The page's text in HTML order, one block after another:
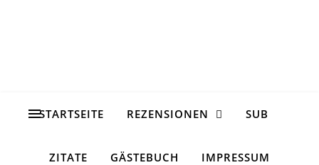
STARTSEITE REZENSIONEN SUB
ZITATE GÄSTEBUCH IMPRESSUM